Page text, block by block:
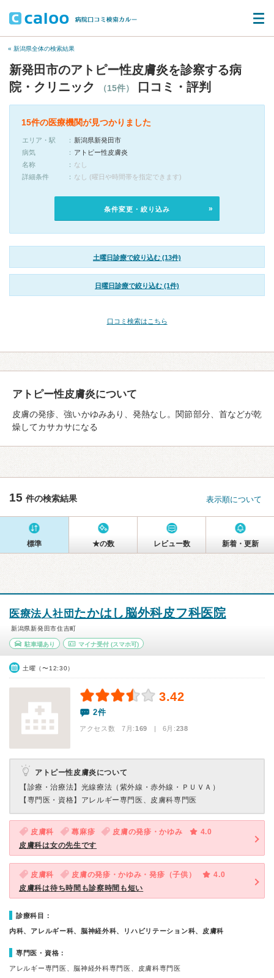
« 新潟県全体の検索結果
新発田市のアトピー性皮膚炎を診察する病
院・クリニック
（15件） 口コミ・評判
15件の医療機関が見つかりました
エリア・駅
新潟県新発田市
病気
アトピー性皮膚炎
名称
なし
詳細条件
なし (曜日や時間帯を指定できます)
条件変更・絞り込み
土曜日診療で絞り込む (13件)
日曜日診療で絞り込む (1件)
口コミ検索はこちら
アトピー性皮膚炎について
皮膚の発疹、強いかゆみあり、発熱なし。関節部分、首などが乾
燥してカサカサになる
15 件の検索結果 表示順について
標準 ★の数 レビュー数 新着・更新
医療法人社団 たかはし脳外科皮フ科医院
新潟県新発田市住吉町
駐車場あり マイナ受付(スマホ可)
土曜（〜12:30）
3.42
2件
アクセス数 7月:169 | 6月:238
アトピー性皮膚炎について
【診療・治療法】 光線療法（紫外線・赤外線・ＰＵＶＡ）
【専門医・資格】 アレルギー専門医、皮膚科専門医
皮膚科 蕁麻疹 皮膚の発疹・かゆみ
4.0
皮膚科は女の先生です
皮膚科 皮膚の発疹・かゆみ・発疹（子供）
4.0
皮膚科は待ち時間も診察時間も短い
診療科目：
内科、アレルギー科、脳神経外科、リハビリテーション科、皮膚科
専門医・資格：
アレルギー専門医、脳神経外科専門医、皮膚科専門医